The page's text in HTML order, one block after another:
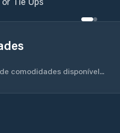
comodidades disponível...